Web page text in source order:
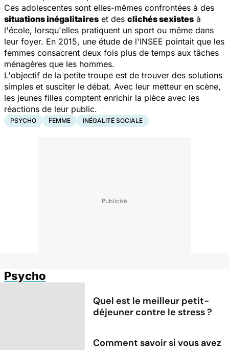
Ces adolescentes sont elles-mêmes confrontées à des
situations inégalitaires et des clichés sexistes à
l'école, lorsqu'elles pratiquent un sport ou même dans
leur foyer. En 2015, une étude de l'INSEE pointait que les
femmes consacrent deux fois plus de temps aux tâches
ménagères que les hommes.
L'objectif de la petite troupe est de trouver des solutions
simples et susciter le débat. Avec leur metteur en scène,
les jeunes filles comptent enrichir la pièce avec les
réactions de leur public.
PSYCHO FEMME INÉGALITÉ SOCIALE
Psycho
Quel est le meilleur petit-
déjeuner contre le stress ?
Comment savoir si vous avez